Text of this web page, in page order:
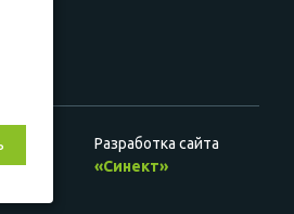
Разработка сайта
«Синект»